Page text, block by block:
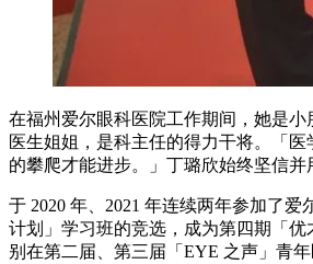
在福州爱尔眼科医院工作期间，她是小
医生姐姐，是科主任的得力干将。「
的攀爬才能进步。」丁璐欣始终坚信并
于 2020 年、2021 年连续两年参加了爱
计划」学习班的竞选，成为第四期「优
别在第二届、第三届「EYE 之声」青